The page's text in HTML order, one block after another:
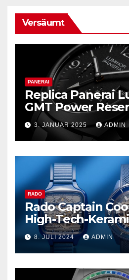
Versäumt
PANERAI
Replica Panerai
GMT Power
Ceramica und
3. JANUAR 2025 ADMIN
RADO
Rado Captain
High-Tech-
und mehr
8. JULI 2024 ADMIN